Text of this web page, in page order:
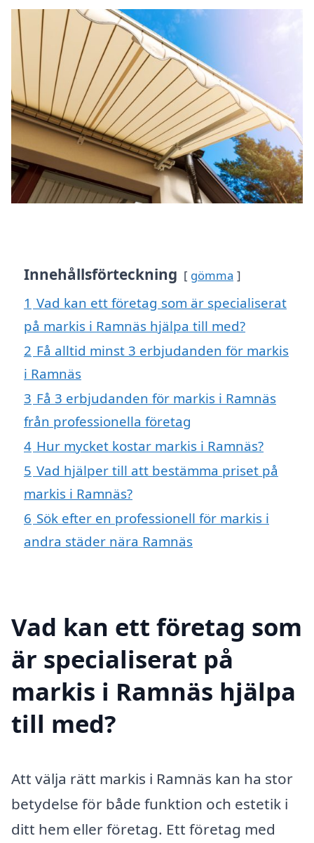
Innehållsförteckning gömma
1 Vad kan ett företag som är specialiserat
på markis i Ramnäs hjälpa till med?
2 Få alltid minst 3 erbjudanden för markis
i Ramnäs
3 Få 3 erbjudanden för markis i Ramnäs
från professionella företag
4 Hur mycket kostar markis i Ramnäs?
5 Vad hjälper till att bestämma priset på
markis i Ramnäs?
6 Sök efter en professionell för markis i
andra städer nära Ramnäs
Vad kan ett företag som
är specialiserat på
markis i Ramnäs hjälpa
till med?
Att välja rätt markis i Ramnäs kan ha stor
betydelse för både funktion och estetik i
ditt hem eller företag. Ett företag med